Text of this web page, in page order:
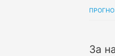
За